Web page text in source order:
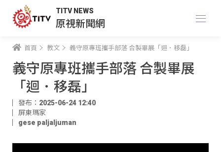
TITV NEWS
原視新聞網
首頁 教文 義守原專班攜手部落 合製畢展「迴．移磊」
義守原專班攜手部落 合製畢展
「迴．移磊」
發布：2025-06-24 12:40
屏東瑪家
gese paljaljuman